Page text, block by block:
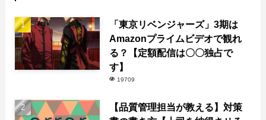
「東京リベンジャーズ」3期は
Amazonプライムビデオで観れ
る？【定額配信は〇〇独占で
す】
19709
【品質管理担当が教える】対策